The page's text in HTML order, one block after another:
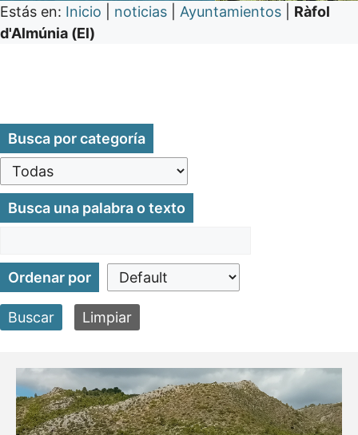
Estás en: Inicio noticias Ayuntamientos
Ràfol
d'Almúnia (El)
Busca por categoría
Busca una palabra o texto
Ordenar por
Buscar Limpiar